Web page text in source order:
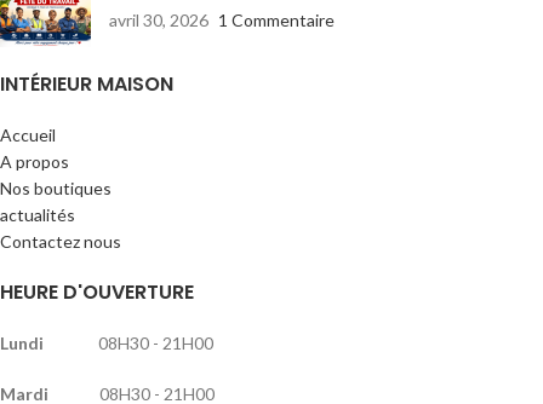
avril 30, 2026 1 Commentaire
INTÉRIEUR MAISON
Accueil
A propos
Nos boutiques
actualités
Contactez nous
HEURE D'OUVERTURE
Lundi 08H30 - 21H00
Mardi 08H30 - 21H00